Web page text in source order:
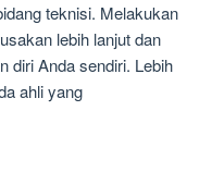
teknisi. Melakukan
lebih lanjut dan
diri Anda sendiri. Lebih
ahli yang